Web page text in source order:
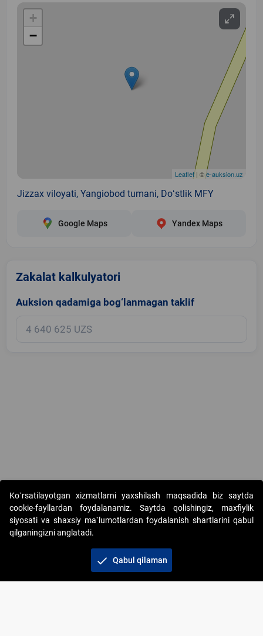
+
−
Leaflet| ©e-auksion.uz
Jizzax viloyati, Yangiobod tumani, Doʻstlik MFY
Google Maps Yandex Maps
Zakalat kalkulyatori
Auksion qadamiga bog‘lanmagan taklif
Copyright © 2017-2026. "Elektron onlayn-auksionlarni tashkil etish"
AJ. Barcha huquqlar himoyalangan
+998 71 202-21-11
Ko`rsatilayotgan xizmatlarni yaxshilash maqsadida biz saytda
cookie-fayllardan foydalanamiz. Saytda qolishingiz, maxfiylik
siyosati va shaxsiy ma`lumotlardan foydalanish shartlarini qabul
qilganingizni anglatadi.
check Qabul qilaman